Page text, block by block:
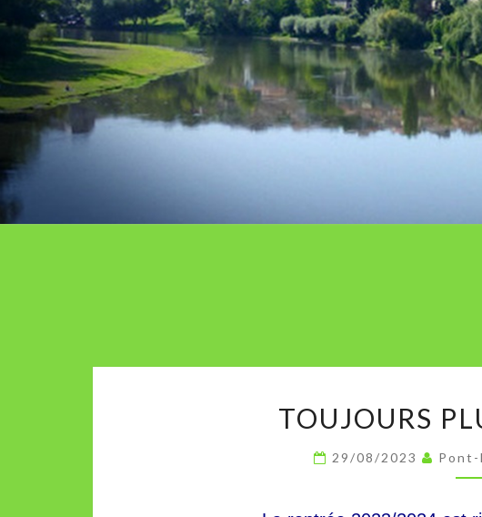
TOUJOURS
29/08/2023